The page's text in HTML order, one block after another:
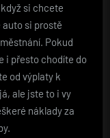
si chcete
si prostě
Pokud
i přesto chodíte do
od výplaty k
ale jste to i vy
náklady za